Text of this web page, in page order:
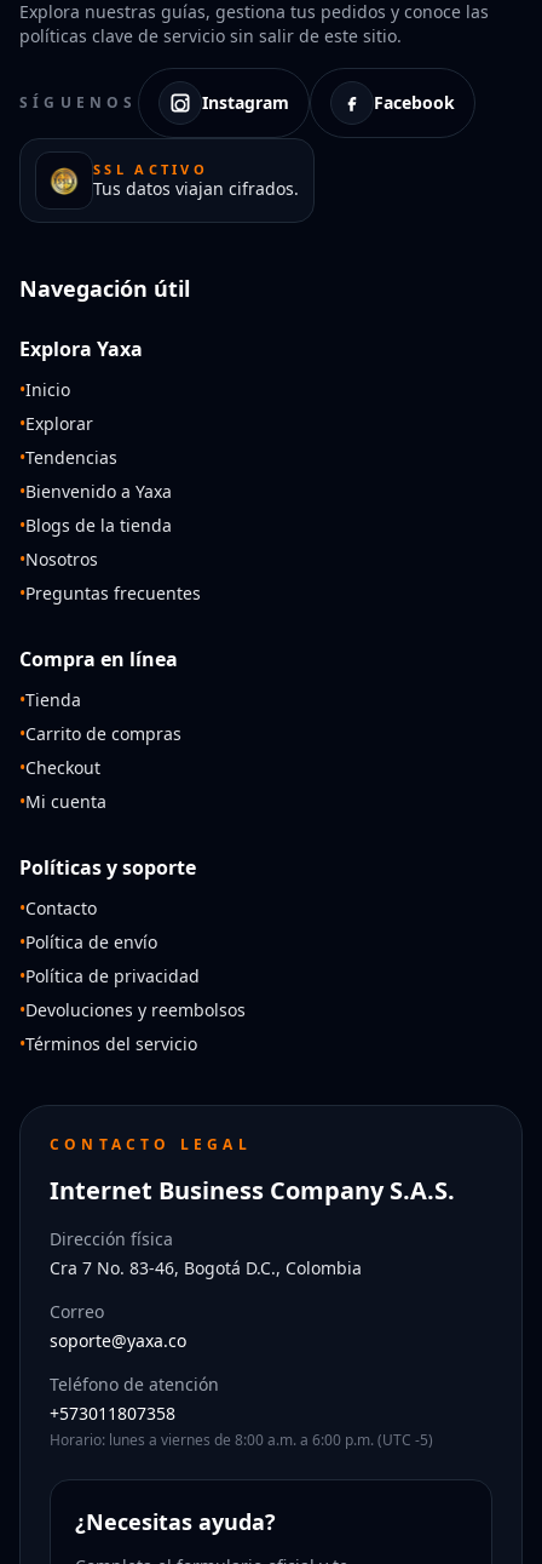
Explora nuestras guías, gestiona tus pedidos y conoce las
políticas clave de servicio sin salir de este sitio.
SÍGUENOS Instagram Facebook
SSL ACTIVO
Tus datos viajan cifrados.
Navegación útil
Explora Yaxa
•Inicio
•Explorar
•Tendencias
•Bienvenido a Yaxa
•Blogs de la tienda
•Nosotros
•Preguntas frecuentes
Compra en línea
•Tienda
•Carrito de compras
•Checkout
•Mi cuenta
Políticas y soporte
•Contacto
•Política de envío
•Política de privacidad
•Devoluciones y reembolsos
•Términos del servicio
CONTACTO LEGAL
Internet Business Company S.A.S.
Dirección física
Cra 7 No. 83-46, Bogotá D.C., Colombia
Correo
soporte@yaxa.co
Teléfono de atención
+573011807358
Horario: lunes a viernes de 8:00 a.m. a 6:00 p.m. (UTC -5)
¿Necesitas ayuda?